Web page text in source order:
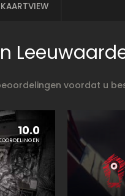
KAARTVIEW
voordat u
10.0